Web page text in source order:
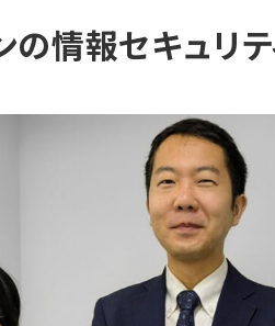
の情報セキュリ